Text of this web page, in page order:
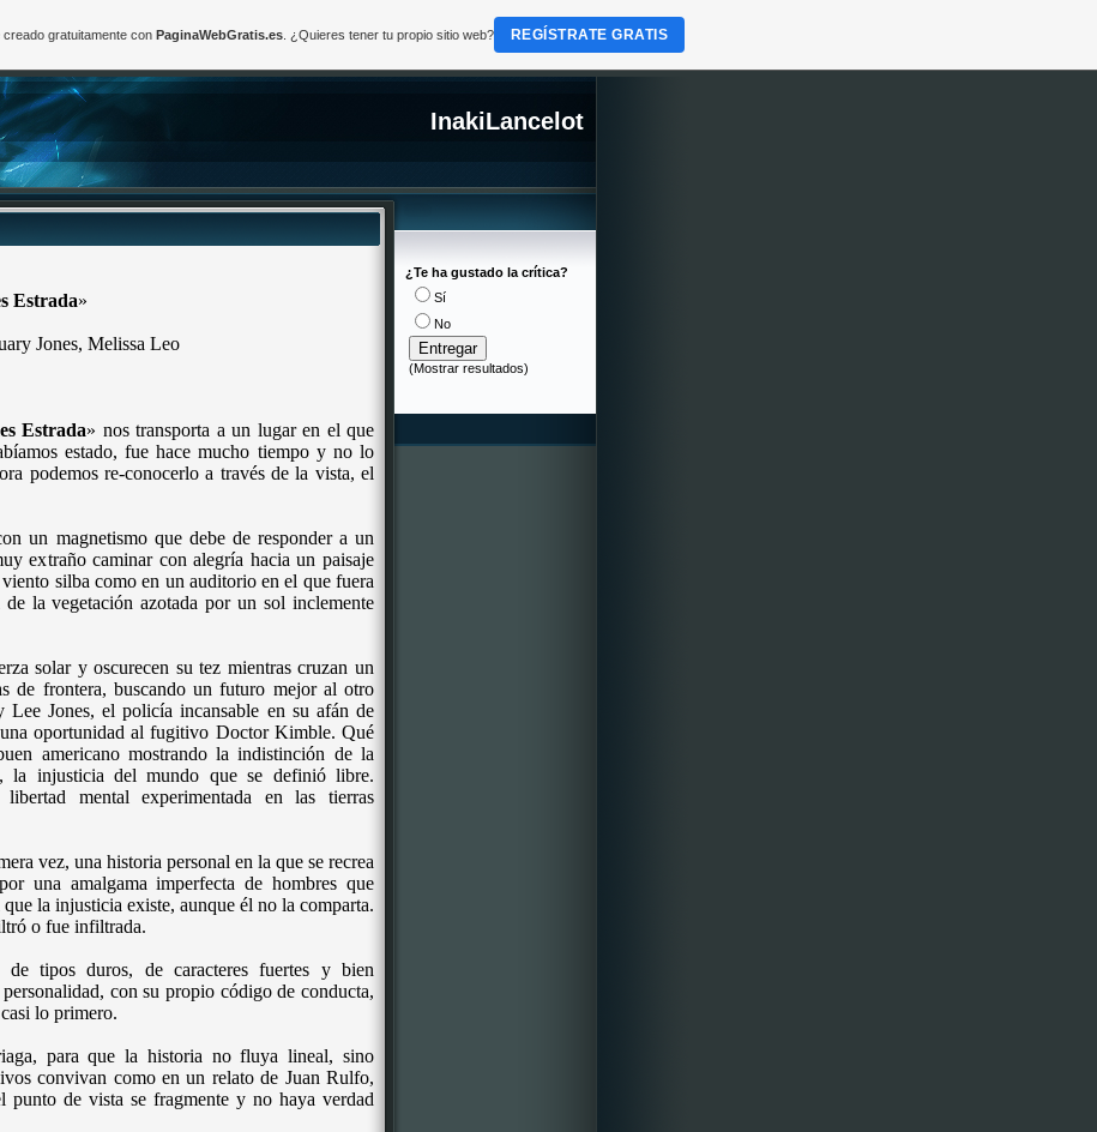
InakiLancelot
Estrada»
Jones, Melissa Leo
Estrada» nos transporta a un lugar en el que
estado, fue hace mucho tiempo y no lo
podemos re-conocerlo a través de la vista, el
un magnetismo que debe de responder a un
extraño caminar con alegría hacia un paisaje
silba como en un auditorio en el que fuera
la vegetación azotada por un sol inclemente
solar y oscurecen su tez mientras cruzan un
de frontera, buscando un futuro mejor al otro
Jones, el policía incansable en su afán de
oportunidad al fugitivo Doctor Kimble. Qué
americano mostrando la indistinción de la
la injusticia del mundo que se definió libre.
mental experimentada en las tierras
vez, una historia personal en la que se recrea
una amalgama imperfecta de hombres que
la injusticia existe, aunque él no la comparta.
o fue infiltrada.
tipos duros, de caracteres fuertes y bien
con su propio código de conducta,
lo primero.
para que la historia no fluya lineal, sino
convivan como en un relato de Juan Rulfo,
punto de vista se fragmente y no haya verdad
¿Te ha gustado la crítica?
Sí
No
(Mostrar resultados)
creado gratuitamente con PaginaWebGratis.es. ¿Quieres tener tu propio sitio web? REGÍSTRATE GRATIS